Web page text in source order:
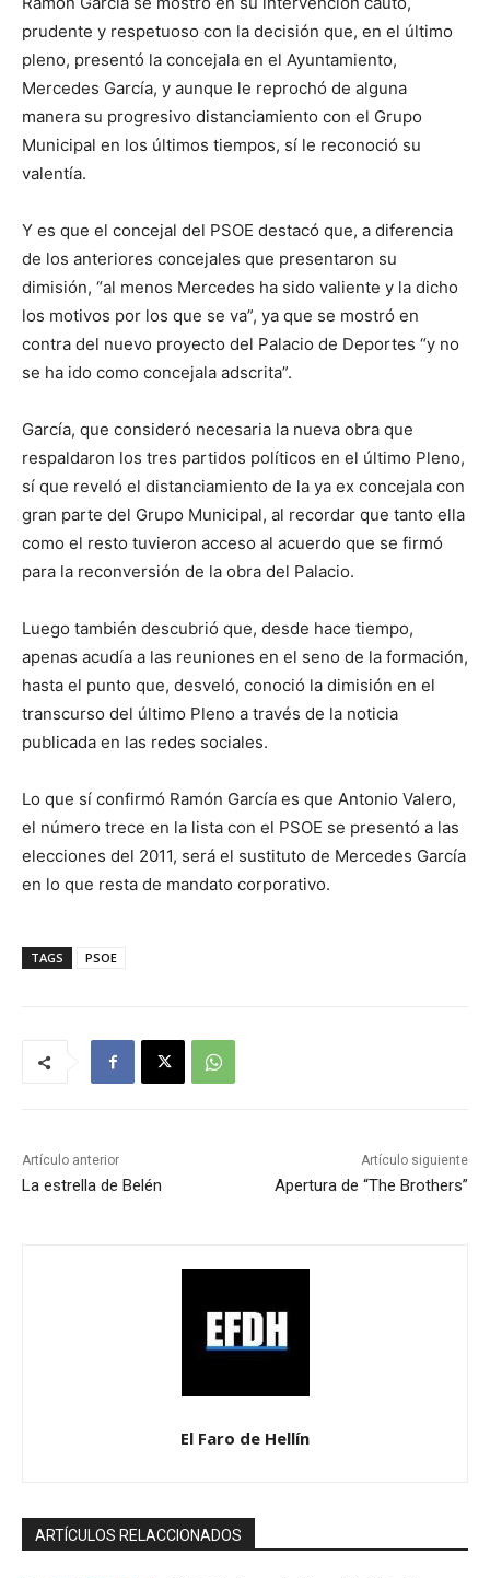
prudente y respetuoso con la decisión que, en el último
pleno, presentó la concejala en el Ayuntamiento,
Mercedes García, y aunque le reprochó de alguna
manera su progresivo distanciamiento con el Grupo
Municipal en los últimos tiempos, sí le reconoció su
valentía.
Y es que el concejal del PSOE destacó que, a diferencia
de los anteriores concejales que presentaron su
dimisión, “al menos Mercedes ha sido valiente y la dicho
los motivos por los que se va”, ya que se mostró en
contra del nuevo proyecto del Palacio de Deportes “y no
se ha ido como concejala adscrita”.
García, que consideró necesaria la nueva obra que
respaldaron los tres partidos políticos en el último Pleno,
sí que reveló el distanciamiento de la ya ex concejala con
gran parte del Grupo Municipal, al recordar que tanto ella
como el resto tuvieron acceso al acuerdo que se firmó
para la reconversión de la obra del Palacio.
Luego también descubrió que, desde hace tiempo,
apenas acudía a las reuniones en el seno de la formación,
hasta el punto que, desveló, conoció la dimisión en el
transcurso del último Pleno a través de la noticia
publicada en las redes sociales.
Lo que sí confirmó Ramón García es que Antonio Valero,
el número trece en la lista con el PSOE se presentó a las
elecciones del 2011, será el sustituto de Mercedes García
en lo que resta de mandato corporativo.
TAGS PSOE
Artículo anterior
La estrella de Belén
Artículo siguiente
Apertura de “The Brothers”
El Faro de Hellín
ARTÍCULOS RELACCIONADOS